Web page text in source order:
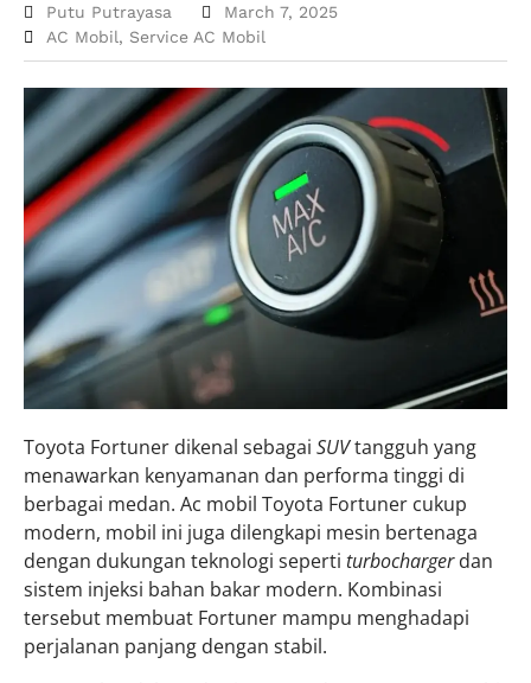
Putu Putrayasa
March 7, 2025
AC Mobil, Service AC Mobil
Toyota Fortuner dikenal sebagai SUVtangguh yang
menawarkan kenyamanan dan performa tinggi di
berbagai medan. Ac mobil Toyota Fortuner cukup
modern, mobil ini juga dilengkapi mesin bertenaga
dengan dukungan teknologi seperti turbochargerdan
sistem injeksi bahan bakar modern. Kombinasi
tersebut membuat Fortuner mampu menghadapi
perjalanan panjang dengan stabil.